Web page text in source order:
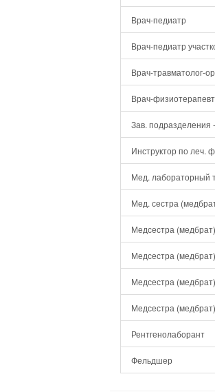
Врач-педиатр
Врач-педиатр
Врач-травматолог-
Врач-физиотерапевт
Зав. подразделения
Инструктор по леч.
Мед. лабораторный
Мед. сестра
Медсестра (медбрат)
Медсестра
Медсестра
Медсестра
Рентгенолаборант
Фельдшер